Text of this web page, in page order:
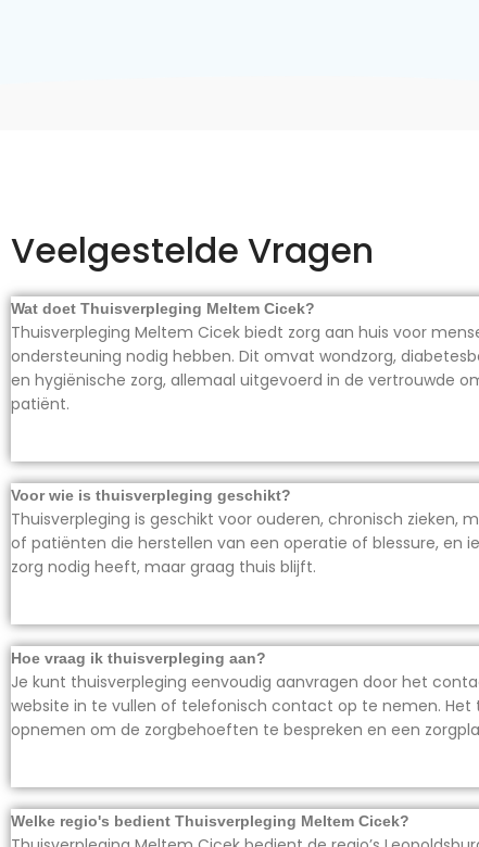
Veelgestelde Vragen
Wat doet Thuisverpleging Meltem Cicek?
Thuisverpleging Meltem Cicek biedt zorg aan huis voor
ondersteuning nodig hebben. Dit omvat wondzorg,
en hygiënische zorg, allemaal uitgevoerd in de vertrouwde
patiënt.
Voor wie is thuisverpleging geschikt?
Thuisverpleging is geschikt voor ouderen, chronisch zieken,
of patiënten die herstellen van een operatie of blessure, en
zorg nodig heeft, maar graag thuis blijft.
Hoe vraag ik thuisverpleging aan?
Je kunt thuisverpleging eenvoudig aanvragen door het
website in te vullen of telefonisch contact op te nemen.
opnemen om de zorgbehoeften te bespreken en een
Welke regio's bedient Thuisverpleging Meltem Cicek?